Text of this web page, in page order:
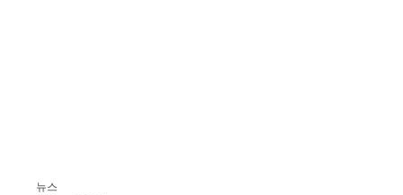
뉴스